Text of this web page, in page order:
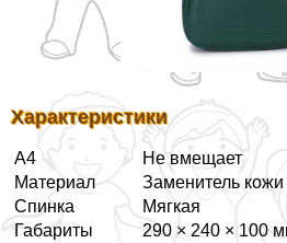
Хаpaктеристики
А4
Не вмещает
Материал
Заменитель кожи
Спинка
Мягкая
Габариты
290 × 240 × 100